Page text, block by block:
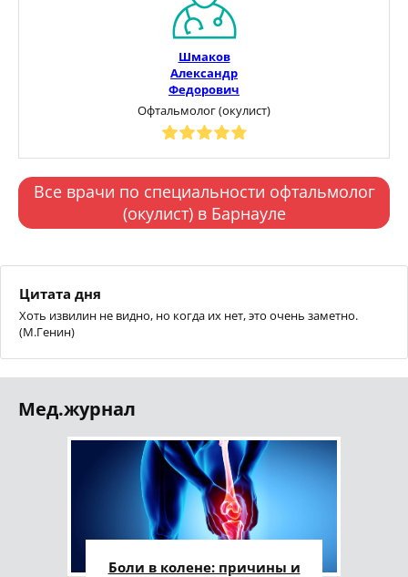
Шмаков
Александр
Федорович
Офтальмолог (окулист)
Все врачи по специальности офтальмолог
(окулист) в Барнауле
Цитата дня
Хоть извилин не видно, но когда их нет, это очень заметно.
(М.Генин)
Мед.журнал
Боли в колене: причины и